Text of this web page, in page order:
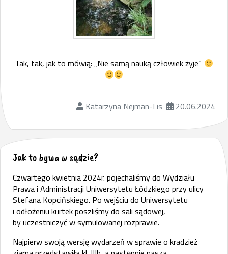
Tak, tak, jak to mówią: „Nie samą nauką człowiek żyje”
Katarzyna Nejman-Lis 20.06.2024
Jak to bywa w sądzie?
Czwartego kwietnia 2024r. pojechaliśmy do Wydziału
Prawa i Administracji Uniwersytetu Łódzkiego przy ulicy
Stefana Kopcińskiego. Po wejściu do Uniwersytetu
i odłożeniu kurtek poszliśmy do sali sądowej,
by uczestniczyć w symulowanej rozprawie.
Najpierw swoją wersję wydarzeń w sprawie o kradzież